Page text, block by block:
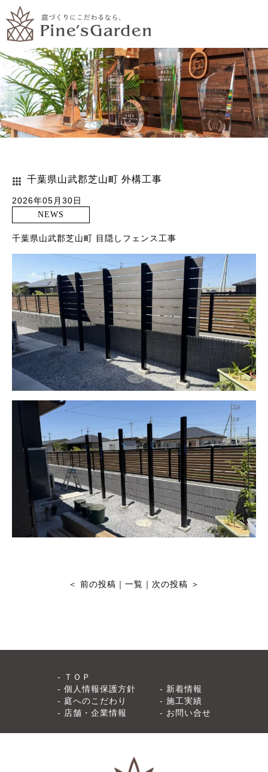
千葉県山武郡芝山町 外構工事
2026年05月30日
NEWS
千葉県山武郡芝山町 目隠しフェンス工事
＜ 前の投稿 ｜ 一覧 ｜ 次の投稿 ＞
ＴＯＰ
個人情報保護方針
新着情報
庭へのこだわり
施工実績
店舗・企業情報
お問い合せ